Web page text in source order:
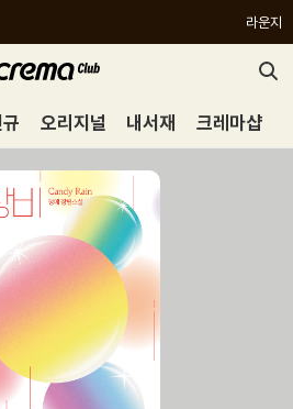
라운지
오리지널 내서재 크레마샵